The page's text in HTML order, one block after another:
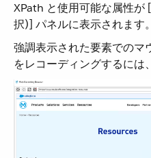
XPath と使用可能な属性
択)] パネルに表示されます。
強調表示された要素でのマ
をレコーディングするには、​